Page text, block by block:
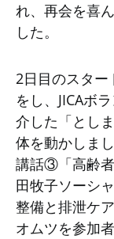
れ、再会を喜
した。
2日目のスター
をし、JICAボ
介した「とし
体を動かしまし
講話③「高齢
田牧子ソーシ
整備と排泄ケ
オムツを参加